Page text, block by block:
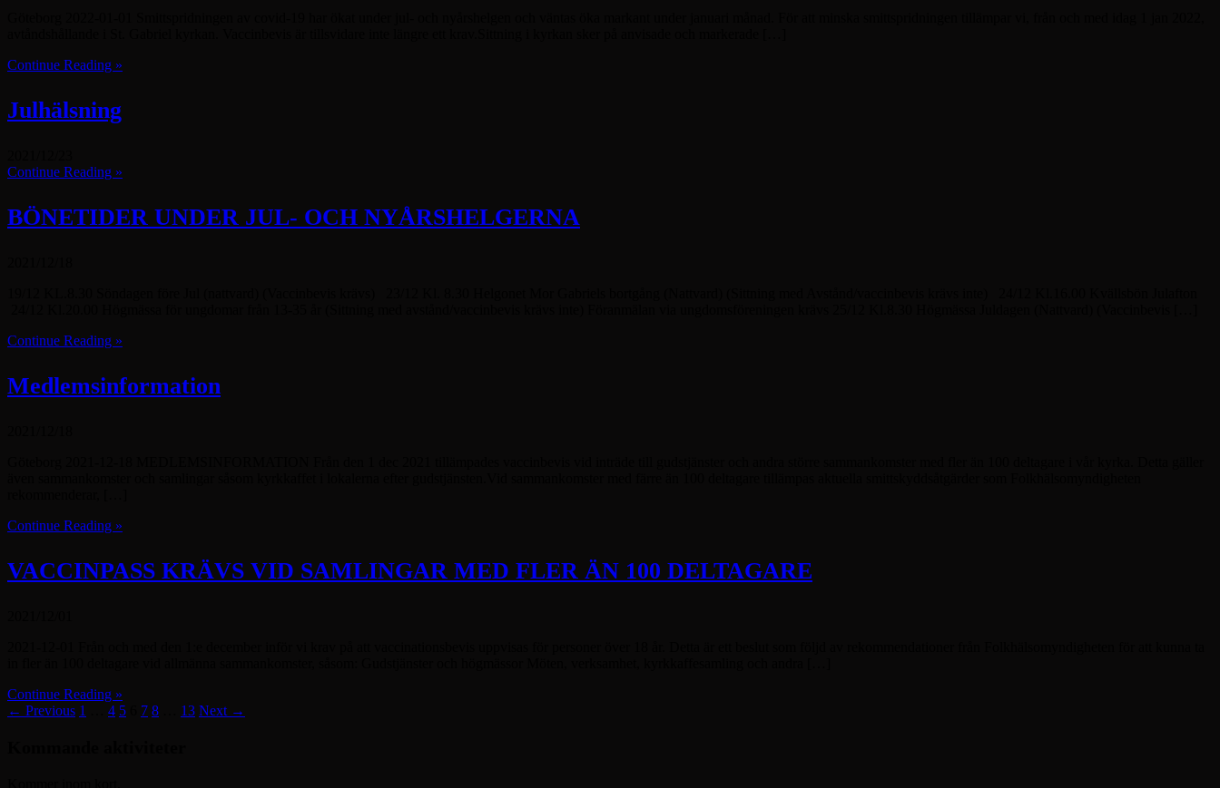
Continue Reading »
Julhälsning
Continue Reading »
BÖNETIDER UNDER JUL- OCH NYÅRSHELGERNA
Continue Reading »
Medlemsinformation
Continue Reading »
VACCINPASS KRÄVS VID SAMLINGAR MED FLER ÄN 100 DELTAGARE
Continue Reading »
← Previous 1 4 5 7 8 13 Next →